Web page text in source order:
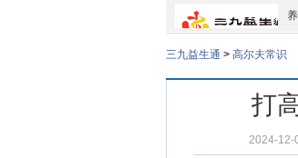
三九益生通 > 高尔夫常识
打
2024-12-